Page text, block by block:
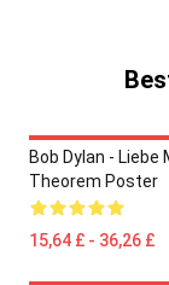
Bob Dylan - Liebe
Theorem Poster
15,64 £ - 36,26 £